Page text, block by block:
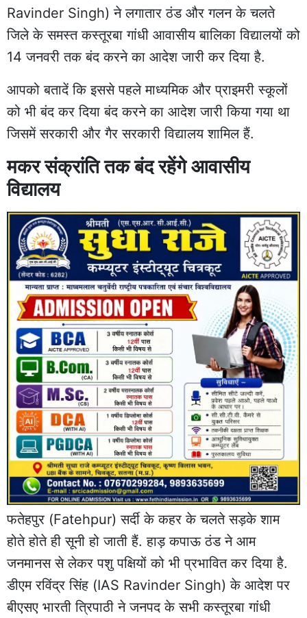
Ravinder Singh) ने लगातार ठंड और गलन के चलते
जिले के समस्त कस्तूरबा गांधी आवासीय बालिका विद्यालयों को
14 जनवरी तक बंद करने का आदेश जारी कर दिया है.
आपको बतादें कि इससे पहले माध्यमिक और प्राइमरी स्कूलों
को भी बंद कर दिया बंद करने का आदेश जारी किया गया था
जिसमें सरकारी और गैर सरकारी विद्यालय शामिल हैं.
मकर संक्रांति तक बंद रहेंगे आवासीय
विद्यालय
फतेहपुर (Fatehpur) सर्दी के कहर के चलते सड़के शाम
होते होते ही सूनी हो जाती हैं. हाड़ कपाऊ ठंड ने आम
जनमानस से लेकर पशु पक्षियों को भी प्रभावित कर दिया है.
डीएम रविंद्र सिंह (IAS Ravinder Singh) के आदेश पर
बीएसए भारती त्रिपाठी ने जनपद के सभी कस्तूरबा गांधी